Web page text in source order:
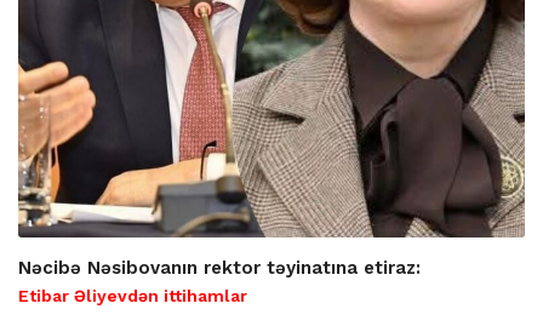
Nəcibə Nəsibovanın rektor təyinatına etiraz:
Etibar Əliyevdən ittihamlar